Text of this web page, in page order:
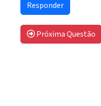
Próxima Questão